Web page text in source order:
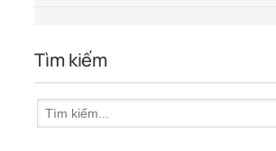
Tìm kiếm